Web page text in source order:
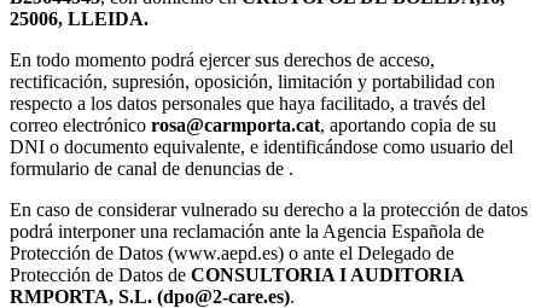
25006, LLEIDA.
En todo momento podrá ejercer sus derechos de acceso,
rectificación, supresión, oposición, limitación y portabilidad con
respecto a los datos personales que haya facilitado, a través del
correo electrónico rosa@carmporta.cat, aportando copia de su
DNI o documento equivalente, e identificándose como usuario del
formulario de canal de denuncias de .
En caso de considerar vulnerado su derecho a la protección de datos
podrá interponer una reclamación ante la Agencia Española de
Protección de Datos (www.aepd.es) o ante el Delegado de
Protección de Datos de CONSULTORIA I AUDITORIA
RMPORTA, S.L. (dpo@2-care.es).